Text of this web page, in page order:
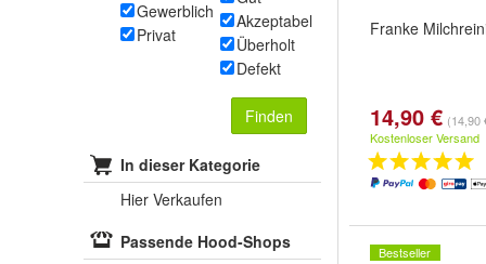
Gewerblich
Privat
Akzeptabel
Überholt
Defekt
Finden
In dieser Kategorie
Hier Verkaufen
Passende Hood-Shops
Franke
14,90 € (14,90
Kostenloser Versand
Bestseller